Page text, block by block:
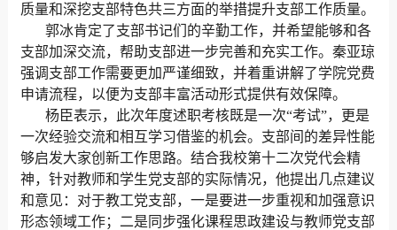
质量和深挖支部特色共三方面的举措提升支部工作质量。
郭冰肯定了支部书记们的辛勤工作，并希望能够和各
支部加深交流，帮助支部进一步完善和充实工作。秦亚琼
强调支部工作需要更加严谨细致，并着重讲解了学院党费
申请流程，以便为支部丰富活动形式提供有效保障。
杨臣表示，此次年度述职考核既是一次“考试”，更是
一次经验交流和相互学习借鉴的机会。支部间的差异性能
够启发大家创新工作思路。结合我校第十二次党代会精
神，针对教师和学生党支部的实际情况，他提出几点建议
和意见：对于教工党支部，一是要进一步重视和加强意识
形态领域工作；二是同步强化课程思政建设与教师党支部